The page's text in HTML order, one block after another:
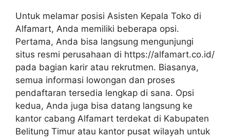
Untuk melamar posisi Asisten Kepala Toko di
Alfamart, Anda memiliki beberapa opsi.
Pertama, Anda bisa langsung mengunjungi
situs resmi perusahaan di https://alfamart.co.id/
pada bagian karir atau rekrutmen. Biasanya,
semua informasi lowongan dan proses
pendaftaran tersedia lengkap di sana. Opsi
kedua, Anda juga bisa datang langsung ke
kantor cabang Alfamart terdekat di Kabupaten
Belitung Timur atau kantor pusat wilayah untuk